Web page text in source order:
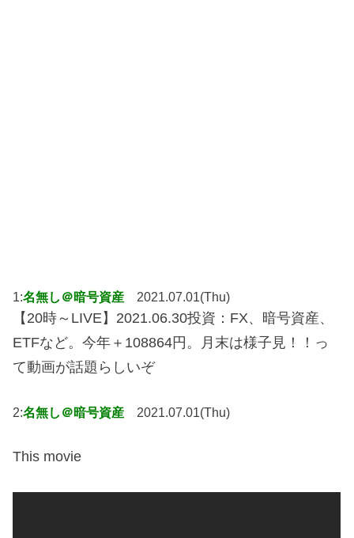
1:名無し＠暗号資産 2021.07.01(Thu)
【20時～LIVE】2021.06.30投資：FX、暗号資産、
ETFなど。今年＋108864円。月末は様子見！！っ
て動画が話題らしいぞ
2:名無し＠暗号資産 2021.07.01(Thu)
This movie